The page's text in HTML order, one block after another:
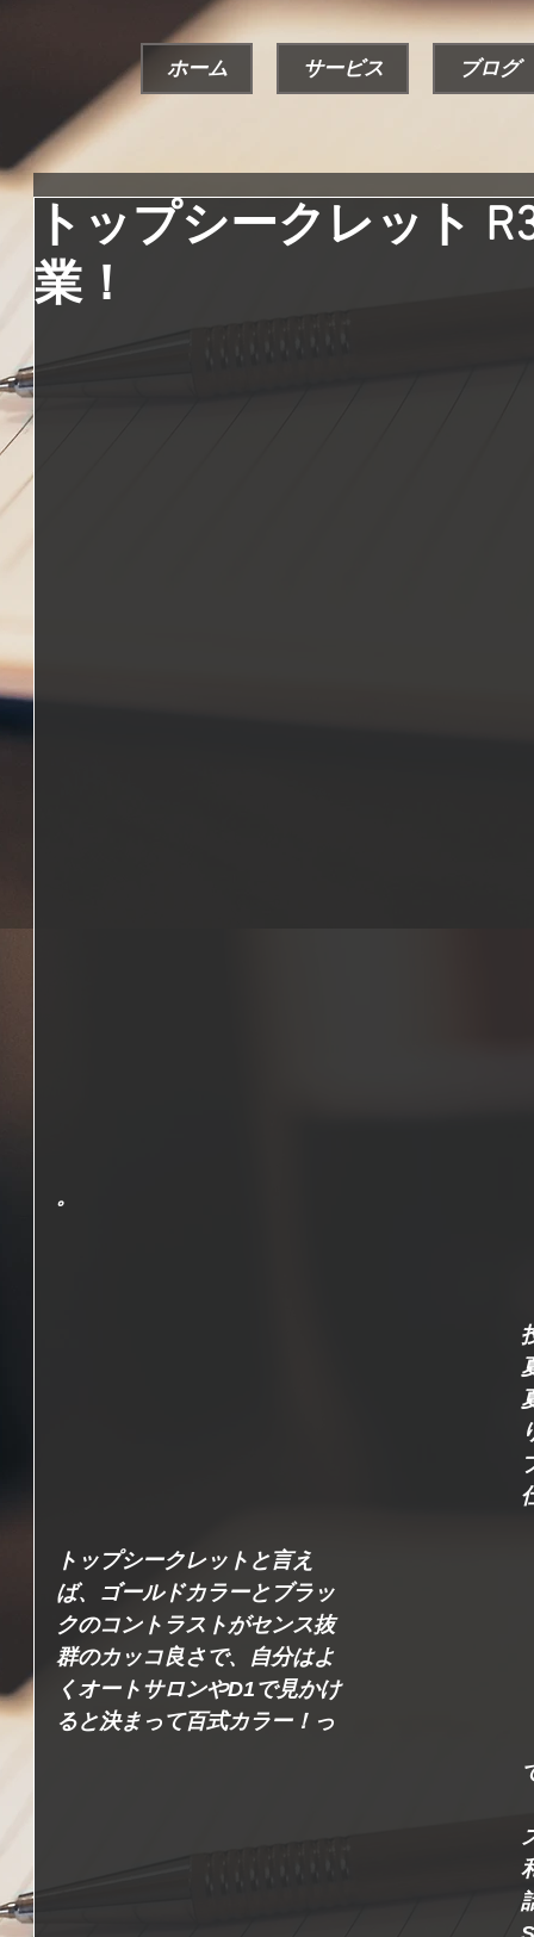
ホーム サービス ブログ
トップシークレット
業！
。
トップシークレットと言え
ば、ゴールドカラーとブラッ
クのコントラストがセンス抜
群のカッコ良さで、自分はよ
くオートサロンやD1で見かけ
ると決まって百式カラー！っ